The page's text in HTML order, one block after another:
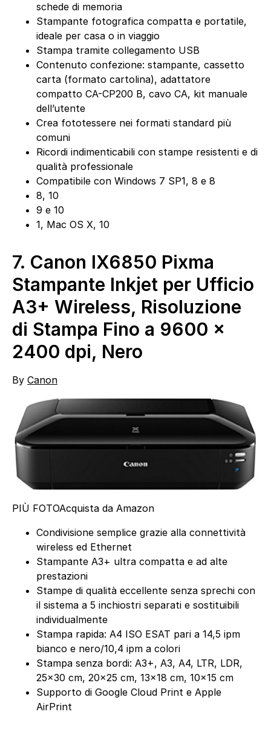
schede di memoria
Stampante fotografica compatta e portatile,
ideale per casa o in viaggio
Stampa tramite collegamento USB
Contenuto confezione: stampante, cassetto
carta (formato cartolina), adattatore
compatto CA-CP200 B, cavo CA, kit manuale
dell’utente
Crea fototessere nei formati standard più
comuni
Ricordi indimenticabili con stampe resistenti e di
qualità professionale
Compatibile con Windows 7 SP1, 8 e 8
8, 10
9 e 10
1, Mac OS X, 10
7. Canon IX6850 Pixma
Stampante Inkjet per Ufficio
A3+ Wireless, Risoluzione
di Stampa Fino a 9600 x
2400 dpi, Nero
By Canon
PIÙ FOTOAcquista da Amazon
Condivisione semplice grazie alla connettività
wireless ed Ethernet
Stampante A3+ ultra compatta e ad alte
prestazioni
Stampe di qualità eccellente senza sprechi con
il sistema a 5 inchiostri separati e sostituibili
individualmente
Stampa rapida: A4 ISO ESAT pari a 14,5 ipm
bianco e nero/10,4 ipm a colori
Stampa senza bordi: A3+, A3, A4, LTR, LDR,
25×30 cm, 20×25 cm, 13×18 cm, 10×15 cm
Supporto di Google Cloud Print e Apple
AirPrint